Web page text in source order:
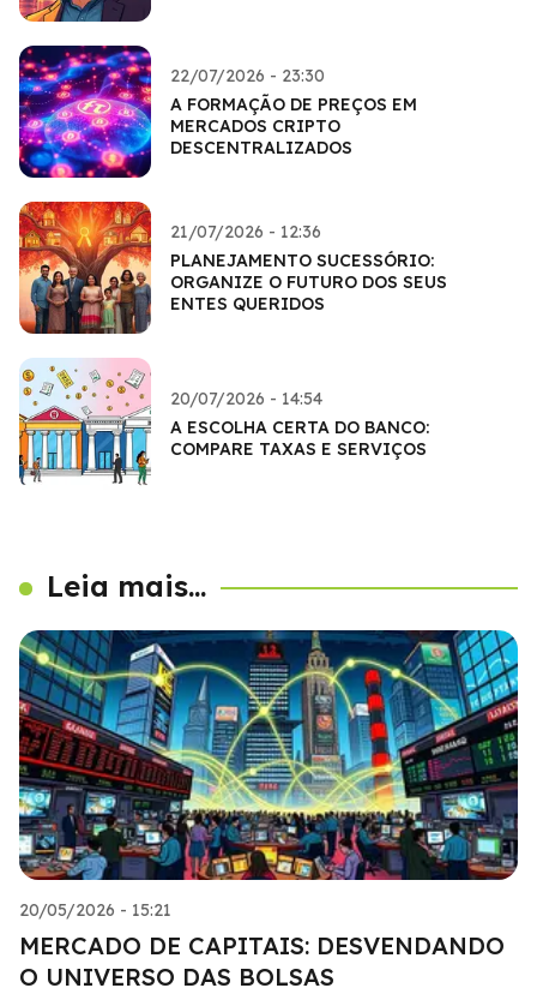
22/07/2026 - 23:30
A FORMAÇÃO DE PREÇOS EM
MERCADOS CRIPTO
DESCENTRALIZADOS
21/07/2026 - 12:36
PLANEJAMENTO SUCESSÓRIO:
ORGANIZE O FUTURO DOS SEUS
ENTES QUERIDOS
20/07/2026 - 14:54
A ESCOLHA CERTA DO BANCO:
COMPARE TAXAS E SERVIÇOS
Leia mais...
20/05/2026 - 15:21
MERCADO DE CAPITAIS: DESVENDANDO
O UNIVERSO DAS BOLSAS